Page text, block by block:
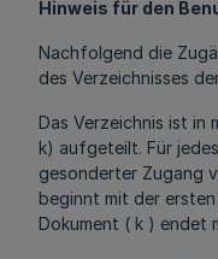
Hinweis für den
Nachfolgend die
des Verzeichnisses
Das Verzeichnis ist in
k) aufgeteilt. Für
gesonderter Zugang
beginnt mit der
Dokument ( k ) endet